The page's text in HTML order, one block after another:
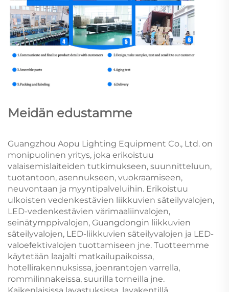
Meidän edustamme
Guangzhou Aopu Lighting Equipment Co., Ltd. on
monipuolinen yritys, joka erikoistuu
valaisemislaiteiden tutkimukseen, suunnitteluun,
tuotantoon, asennukseen, vuokraamiseen,
neuvontaan ja myyntipalveluihin. Erikoistuu
ulkoisten vedenkestävien liikkuvien säteilyvalojen,
LED-vedenkestävien värimaaliinvalojen,
seinätymppivalojen, Guangdongin liikkuvien
säteilyvalojen, LED-liikkuvien säteilyvalojen ja LED-
valoefektivalojen tuottamiseen jne. Tuotteemme
käytetään laajalti matkailupaikoissa,
hotellirakennuksissa, joenrantojen varrella,
rommilinnakeissa, suurilla torneilla jne.